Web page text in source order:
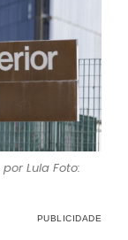
Lula Foto: